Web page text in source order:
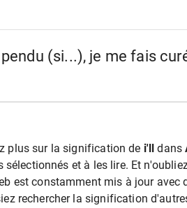
(si...), je me fais
plus sur la signification de i'll dans
sélectionnés et à les lire. Et
est constamment mis à jour avec
rechercher la signification